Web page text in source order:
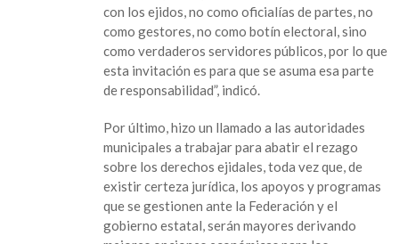
con los ejidos, no como oficialías de partes, no
como gestores, no como botín electoral, sino
como verdaderos servidores públicos, por lo que
esta invitación es para que se asuma esa parte
de responsabilidad”, indicó.
Por último, hizo un llamado a las autoridades
municipales a trabajar para abatir el rezago
sobre los derechos ejidales, toda vez que, de
existir certeza jurídica, los apoyos y programas
que se gestionen ante la Federación y el
gobierno estatal, serán mayores derivando